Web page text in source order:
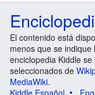
El contenido está
menos que se
enciclopedia Kiddle
seleccionados de
MediaWiki.
Kiddle Español